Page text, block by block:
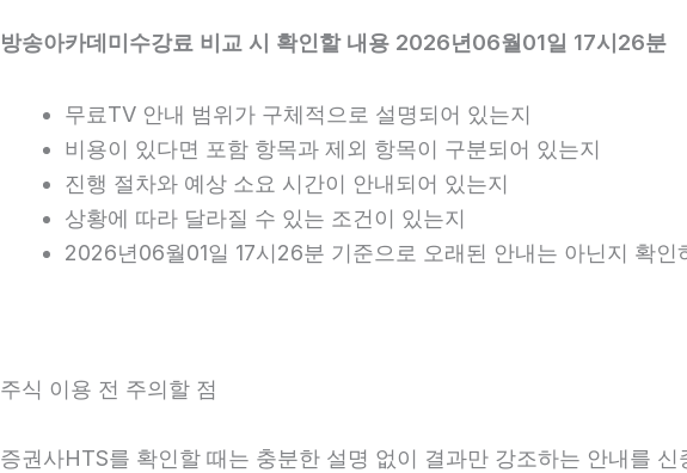
방송아카데미수강료 비교 시 확인할 내용 2026년06월01일 17시26분
무료TV 안내 범위가 구체적으로 설명되어 있는지
비용이 있다면 포함 항목과 제외 항목이 구분되어 있는지
진행 절차와 예상 소요 시간이 안내되어 있는지
상황에 따라 달라질 수 있는 조건이 있는지
2026년06월01일 17시26분 기준으로 오래된 안내는 아닌지 확인
주식 이용 전 주의할 점
증권사HTS를 확인할 때는 충분한 설명 없이 결과만 강조하는 안내를